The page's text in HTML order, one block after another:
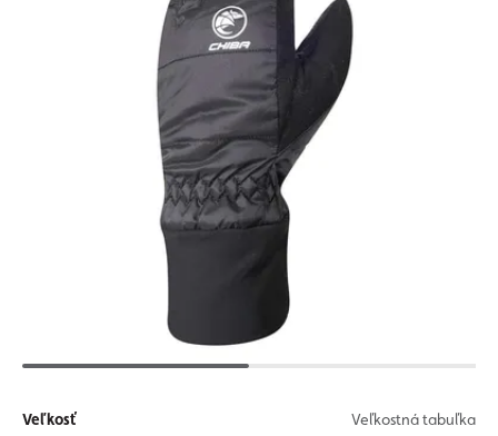
Veľkosť Veľkostná tabuľka